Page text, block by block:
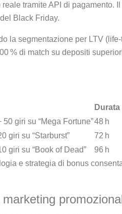
tramite API di pagamento.
Black Friday.
la segmentazione per LTV
% di match su depositi
Durata
giri su “Mega Fortune”48 h
giri su “Starburst”
72 h
giri su “Book of Dead”
96 h
e strategia di bonus